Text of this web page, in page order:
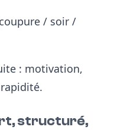
/ soir /
: motivation,
structuré,